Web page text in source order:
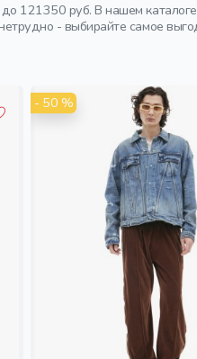
121350 руб. В нашем
- выбирайте самое
- 50 %